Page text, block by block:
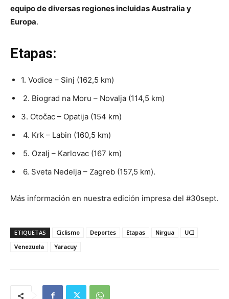
equipo de diversas regiones incluidas Australia y
Europa.
Etapas:
1. Vodice – Sinj (162,5 km)
2. Biograd na Moru – Novalja (114,5 km)
3. Otočac – Opatija (154 km)
4. Krk – Labin (160,5 km)
5. Ozalj – Karlovac (167 km)
6. Sveta Nedelja – Zagreb (157,5 km).
Más información en nuestra edición impresa del #30sept.
ETIQUETAS Ciclismo Deportes Etapas Nirgua
UCI
Venezuela
Yaracuy